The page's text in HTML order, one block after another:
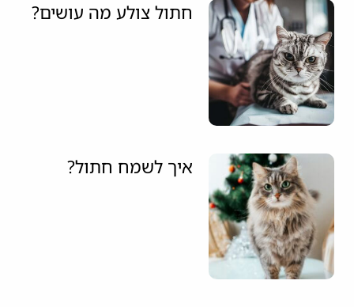
חתול צולע מה עושים?
איך לשמח חתול?